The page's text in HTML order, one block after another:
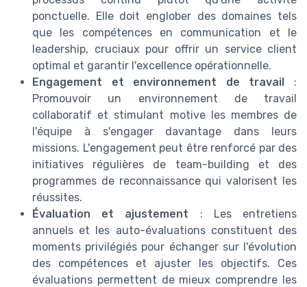
ponctuelle. Elle doit englober des domaines tels
que les compétences en communication et le
leadership, cruciaux pour offrir un service client
optimal et garantir l'excellence opérationnelle.
Engagement et environnement de travail :
Promouvoir un environnement de travail
collaboratif et stimulant motive les membres de
l'équipe à s'engager davantage dans leurs
missions. L'engagement peut être renforcé par des
initiatives régulières de team-building et des
programmes de reconnaissance qui valorisent les
réussites.
Évaluation et ajustement : Les entretiens
annuels et les auto-évaluations constituent des
moments privilégiés pour échanger sur l'évolution
des compétences et ajuster les objectifs. Ces
évaluations permettent de mieux comprendre les